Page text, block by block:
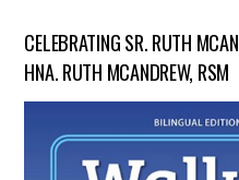
CELEBRATING SR. RUTH
HNA. RUTH MCANDREW, RSM